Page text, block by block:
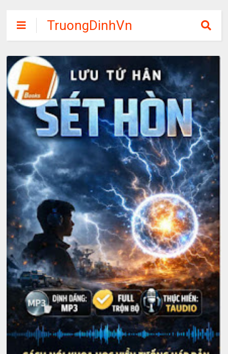
TruongDinhVn
Chia sẽ ebook,
các khóa học,
phần mềm học
tập miễn phí